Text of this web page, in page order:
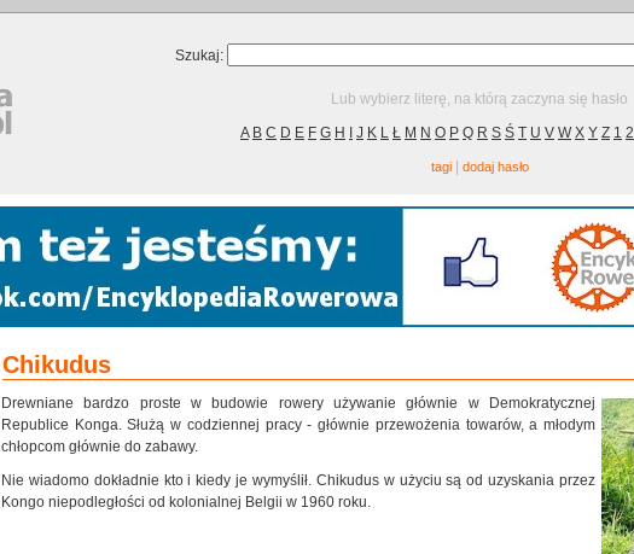
Szukaj:
Lub wybierz literę, na którą zaczyna się hasło
A B C D E F G H J K L Ł M N O P Q R S Ś T U V W X Y Z 1 2
tagi| dodaj hasło
Chikudus
Drewniane bardzo proste w budowie rowery używanie głównie w Demokratycznej
Republice Konga. Służą w codziennej pracy - głównie przewożenia towarów, a młodym
chłopcom głównie do zabawy.
Nie wiadomo dokładnie kto i kiedy je wymyślił. Chikudus w użyciu są od uzyskania przez
Kongo niepodległości od kolonialnej Belgii w 1960 roku.